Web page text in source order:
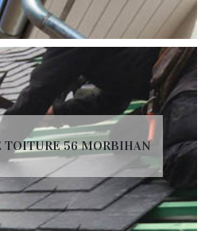
TOITURE 56 MORBIHAN